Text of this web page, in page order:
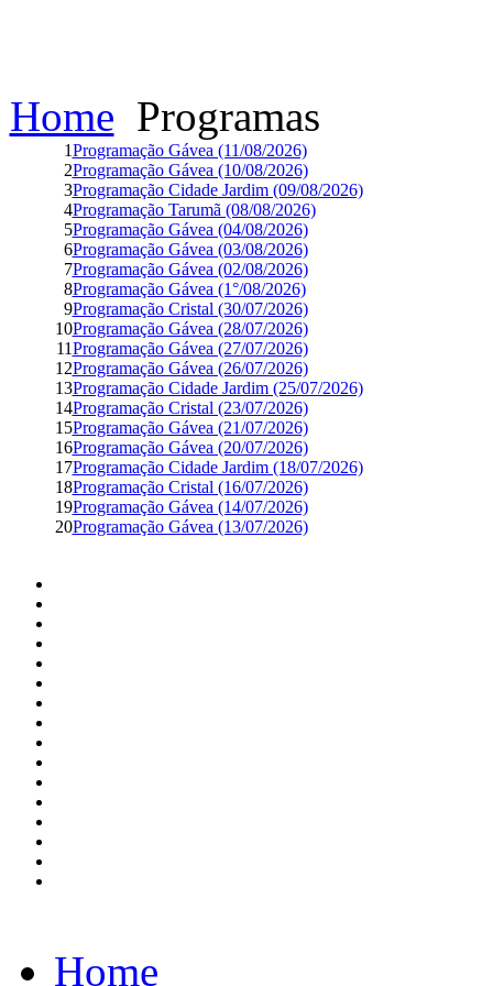
Home Programas
1Programação Gávea (11/08/2026)
2Programação Gávea (10/08/2026)
3Programação Cidade Jardim (09/08/2026)
4Programação Tarumã (08/08/2026)
5Programação Gávea (04/08/2026)
6Programação Gávea (03/08/2026)
7Programação Gávea (02/08/2026)
8Programação Gávea (1°/08/2026)
9Programação Cristal (30/07/2026)
10Programação Gávea (28/07/2026)
11Programação Gávea (27/07/2026)
12Programação Gávea (26/07/2026)
13Programação Cidade Jardim (25/07/2026)
14Programação Cristal (23/07/2026)
15Programação Gávea (21/07/2026)
16Programação Gávea (20/07/2026)
17Programação Cidade Jardim (18/07/2026)
18Programação Cristal (16/07/2026)
19Programação Gávea (14/07/2026)
20Programação Gávea (13/07/2026)
Home